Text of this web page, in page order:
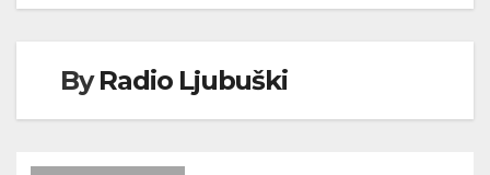
ByRadio Ljubuški